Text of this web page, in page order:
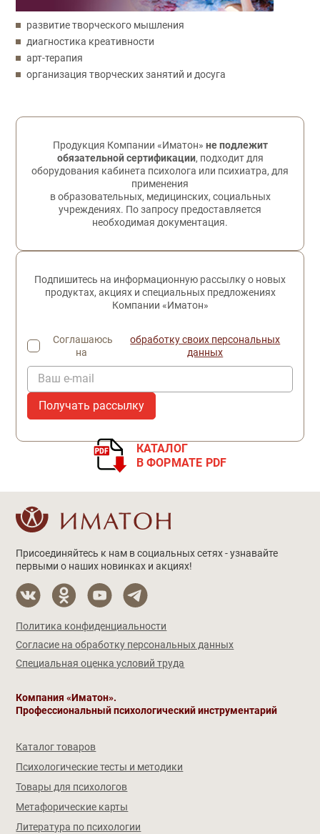
развитие творческого мышления
диагностика креативности
арт-терапия
организация творческих занятий и досуга
Обратная связь
Продукция Компании «Иматон» не подлежит
обязательной сертификации, подходит для
оборудования кабинета психолога или психиатра, для
применения
в образовательных, медицинских, социальных
учреждениях. По запросу предоставляется
необходимая документация.
Подпишитесь на информационную рассылку о новых
продуктах, акциях и специальных предложениях
Компании «Иматон»
Соглашаюсь
на
обработку своих персональных
данных
Ваш e-mail
КАТАЛОГ
В ФОРМАТЕ PDF
Присоединяйтесь к нам в социальных сетях - узнавайте
первыми о наших новинках и акциях!
Политика конфиденциальности
Согласие на обработку персональных данных
Специальная оценка условий труда
Компания «Иматон».
Профессиональный психологический инструментарий
Каталог товаров
Психологические тесты и методики
Товары для психологов
Метафорические карты
Литература по психологии